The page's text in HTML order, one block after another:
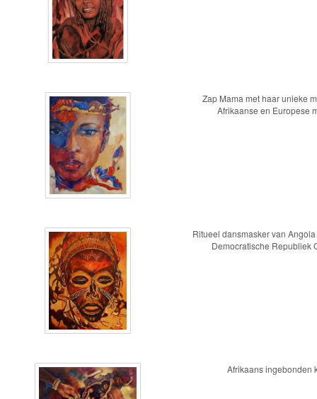
Zap Mama met haar unieke
Afrikaanse en Europese
Ritueel dansmasker van
Democratische Republiek
Afrikaans ingebonden